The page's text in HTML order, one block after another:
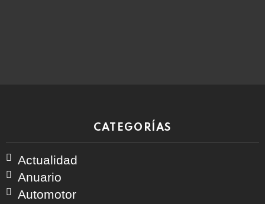
CATEGORÍAS
Actualidad
Anuario
Automotor